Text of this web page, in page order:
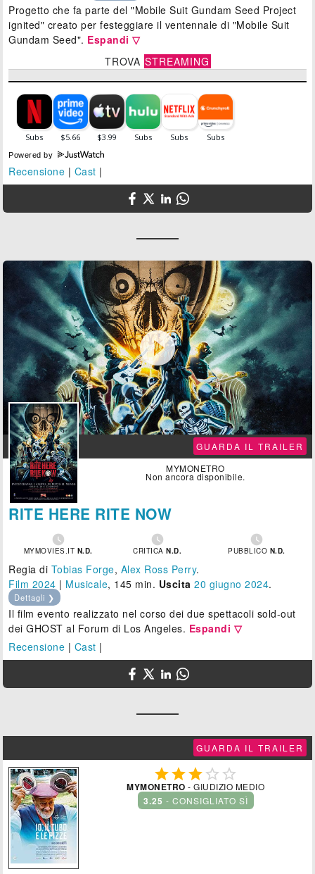
Progetto che fa parte del "Mobile Suit Gundam Seed Project
ignited" creato per festeggiare il ventennale di "Mobile Suit
Gundam Seed". Espandi ▽
TROVA STREAMING
Powered by
Recensione | Cast |

GUARDA IL TRAILER
MYMONETRO
Non ancora disponibile.
RITE HERE RITE NOW

MYMOVIES.IT N.D.

CRITICAN.D.

PUBBLICO N.D.
Regia di Tobias Forge, Alex Ross Perry.
Film 2024 | Musicale, 145 min. Uscita 20 giugno 2024.
Dettagli ❯
Il film evento realizzato nel corso dei due spettacoli sold-out
dei GHOST al Forum di Los Angeles. Espandi ▽
Recensione | Cast |
GUARDA IL TRAILER
  
MYMONETRO - GIUDIZIO MEDIO
3.25 - CONSIGLIATO SÌ